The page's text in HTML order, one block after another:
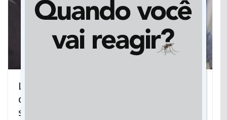
Liderada por Cleber e Oncinha, Frente
de oposição faz convenção neste
sábado em Vicentina